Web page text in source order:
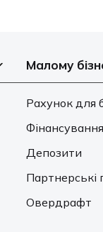
Малому
Рахунок для
Фінансування
Депозити
Партнерські
Овердрафт